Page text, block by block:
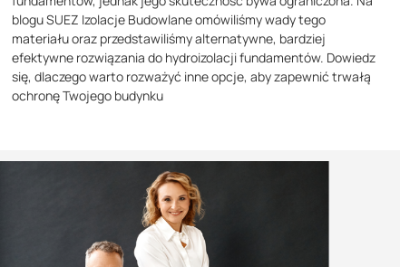
blogu SUEZ Izolacje Budowlane omówiliśmy wady tego
materiału oraz przedstawiliśmy alternatywne, bardziej
efektywne rozwiązania do hydroizolacji fundamentów. Dowiedz
się, dlaczego warto rozważyć inne opcje, aby zapewnić trwałą
ochronę Twojego budynku